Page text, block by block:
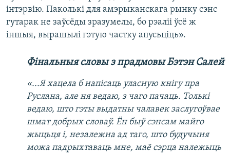
інтэрвію. Паколькі для амэрыканскага рынку сэнс
гутарак не заўсёды зразумелы, бо рэаліі ўсё ж
іншыя, вырашылі гэтую частку апусьціць».
Фінальныя словы з прадмовы Бэтэн Салей
«...Я хацела б напісаць уласную кнігу пра
Руслана, але ня ведаю, з чаго пачаць. Толькі
ведаю, што гэты выдатны чалавек заслугоўвае
шмат добрых словаў. Ён быў сэнсам майго
жыцьця і, незалежна ад таго, што будучыня
можа падрыхтаваць мне, маё сэрца належыць